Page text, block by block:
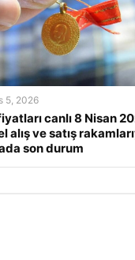
5, 2026
canlı 8 Nisan
alış ve satış
son durum